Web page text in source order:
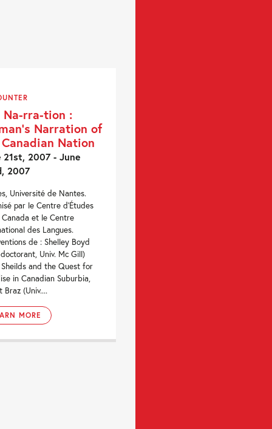
Na-rra-tion :
Narration of
Nation
21st, 2007 - June
2007
Université de Nantes.
par le Centre d’Études
et le Centre
des Langues.
de : Shelley Boyd
Univ. Mc Gill)
and the Quest for
in Canadian Suburbia,
Braz (Univ....
MORE